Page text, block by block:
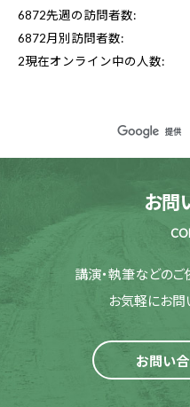
6872先週の訪問者数:
6872月別訪問者数:
2現在オンライン中の人数:
お問
講演・執筆などのご
お気軽にお問
お問い